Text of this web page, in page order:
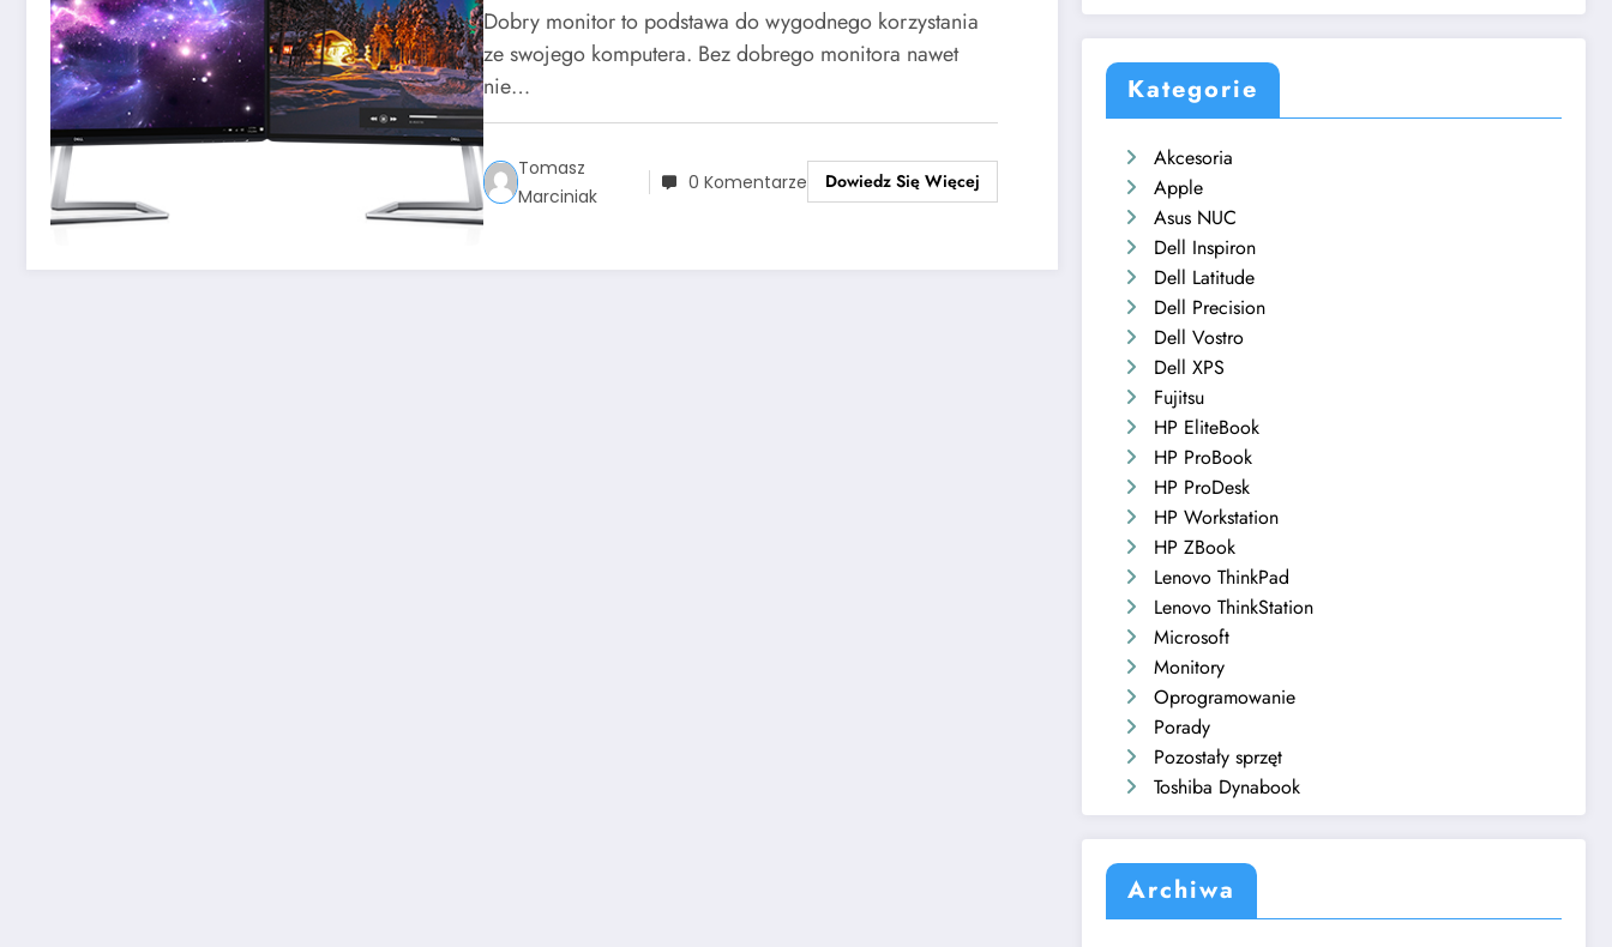
Dobry monitor to podstawa do wygodnego korzystania
ze swojego komputera. Bez dobrego monitora nawet
nie…
Tomasz
Marciniak
0 Komentarze Dowiedz Się Więcej
Kategorie
Akcesoria
Apple
Asus NUC
Dell Inspiron
Dell Latitude
Dell Precision
Dell Vostro
Dell XPS
Fujitsu
HP EliteBook
HP ProBook
HP ProDesk
HP Workstation
HP ZBook
Lenovo ThinkPad
Lenovo ThinkStation
Microsoft
Monitory
Oprogramowanie
Porady
Pozostały sprzęt
Toshiba Dynabook
Archiwa